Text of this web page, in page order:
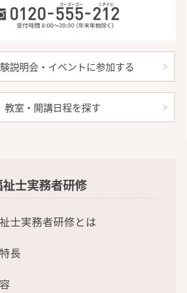
説明会・イベントに参加する
教室・開講日程を探す
士実務者研修
士実務者研修とは
長